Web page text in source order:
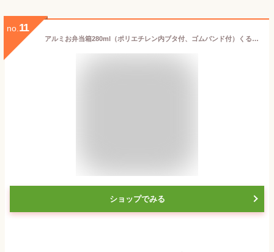
no. 11
アルミお弁当箱280ml（ポリエチレン内ブタ付、ゴムバンド付）くるま柄 日本製
ショップでみる